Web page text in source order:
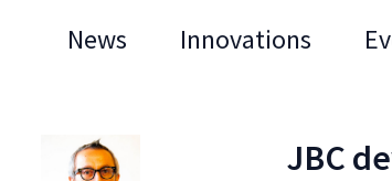
News Innovations
JBC